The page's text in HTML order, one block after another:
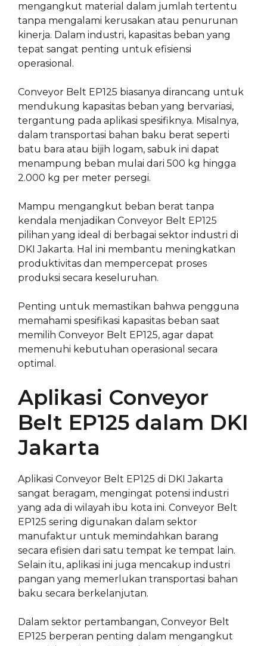
mengangkut material dalam jumlah tertentu
tanpa mengalami kerusakan atau penurunan
kinerja. Dalam industri, kapasitas beban yang
tepat sangat penting untuk efisiensi
operasional.
Conveyor Belt EP125 biasanya dirancang untuk
mendukung kapasitas beban yang bervariasi,
tergantung pada aplikasi spesifiknya. Misalnya,
dalam transportasi bahan baku berat seperti
batu bara atau bijih logam, sabuk ini dapat
menampung beban mulai dari 500 kg hingga
2.000 kg per meter persegi.
Mampu mengangkut beban berat tanpa
kendala menjadikan Conveyor Belt EP125
pilihan yang ideal di berbagai sektor industri di
DKI Jakarta. Hal ini membantu meningkatkan
produktivitas dan mempercepat proses
produksi secara keseluruhan.
Penting untuk memastikan bahwa pengguna
memahami spesifikasi kapasitas beban saat
memilih Conveyor Belt EP125, agar dapat
memenuhi kebutuhan operasional secara
optimal.
Aplikasi Conveyor
Belt EP125 dalam DKI
Jakarta
Aplikasi Conveyor Belt EP125 di DKI Jakarta
sangat beragam, mengingat potensi industri
yang ada di wilayah ibu kota ini. Conveyor Belt
EP125 sering digunakan dalam sektor
manufaktur untuk memindahkan barang
secara efisien dari satu tempat ke tempat lain.
Selain itu, aplikasi ini juga mencakup industri
pangan yang memerlukan transportasi bahan
baku secara berkelanjutan.
Dalam sektor pertambangan, Conveyor Belt
EP125 berperan penting dalam mengangkut